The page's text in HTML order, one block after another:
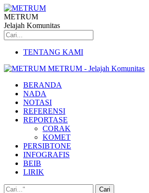
METRUM
Jelajah Komunitas
TENTANG KAMI
METRUM - Jelajah Komunitas
BERANDA
NADA
NOTASI
REFERENSI
REPORTASE
CORAK
KOMET
PERSIBTONE
INFOGRAFIS
BEIB
LIRIK